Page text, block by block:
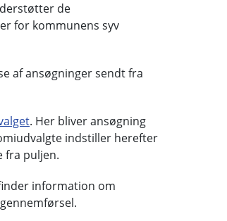
de
for kommunens syv
af ansøgninger sendt fra
. Her bliver ansøgning
indstiller herefter
fra puljen.
information om